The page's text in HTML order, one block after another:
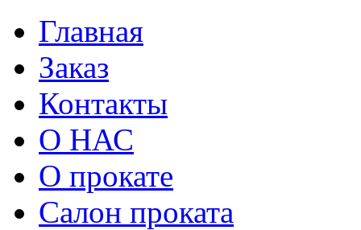
Главная
Заказ
Контакты
О НАС
О прокате
Салон проката